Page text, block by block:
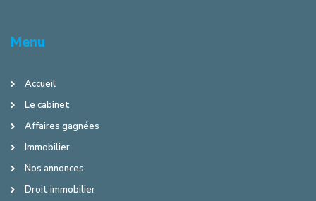
Menu
Accueil
Le cabinet
Affaires gagnées
Immobilier
Nos annonces
Droit immobilier